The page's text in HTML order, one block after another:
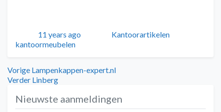
Geplaatst
11 years ago AuteurCategorieën
Kantoorartikelen
kantoormeubelen
Bericht
navigatie
Vorige Vorig
bericht:
Lampenkappen-expert.nl
Verder Volgend
Linberg
Nieuwste aanmeldingen